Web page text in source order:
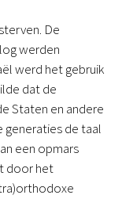
De
werden
werd het gebruik
dat de
Staten en andere
generaties de taal
een opmars
door het